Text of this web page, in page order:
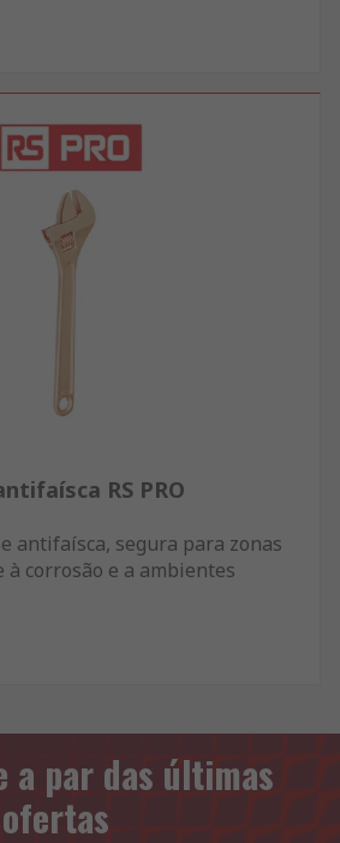
RS PRO
antifaísca, segura para zonas
à corrosão e a ambientes
a par das últimas